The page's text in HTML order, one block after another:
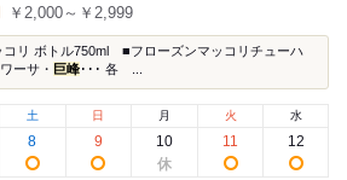
￥2,000～￥2,999
リ ボトル750ml ■フローズンマッコリチューハ
ーサ・ 巨峰･･･ 各 ...
土
8
日
9
月
10
火
11
水
12